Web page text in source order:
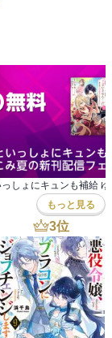
もっと見る
3位